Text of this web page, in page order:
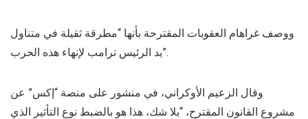
ووصف غراهام العقوبات المقترحة بأنها “مطرقة ثقيلة في متناول
يد الرئيس ترامب لإنهاء هذه الحرب”.
وقال الزعيم الأوكراني، في منشور على منصة “إكس” عن
مشروع القانون المقترح، “بلا شك، هذا هو بالضبط نوع التأثير الذي